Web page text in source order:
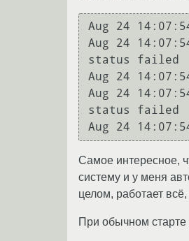
Aug 24
Aug 24
status failed
Aug 24
Aug 24
status failed
Самое интересное,
систему и у меня
целом, работает
При обычном старте